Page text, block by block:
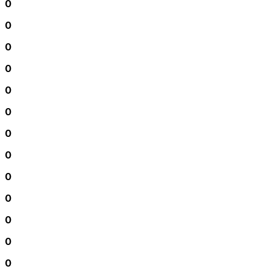
0
0
0
0
0
0
0
0
0
0
0
0
0